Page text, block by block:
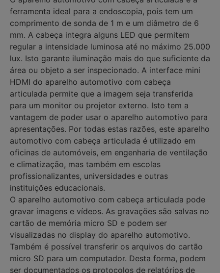
ferramenta ideal para a endoscopia, pois tem um
comprimento de sonda de 1 m e um diâmetro de 6
mm. A cabeça integra alguns LED que permitem
regular a intensidade luminosa até no máximo 25.000
lux. Isto garante iluminação mais do que suficiente da
área ou objeto a ser inspecionado. A interface mini
HDMI do aparelho automotivo com cabeça
articulada permite que a imagem seja transferida
para um monitor ou projetor externo. Isto tem a
vantagem de poder usar o aparelho automotivo para
apresentações. Por todas estas razões, este aparelho
automotivo com cabeça articulada é utilizado em
oficinas de automóveis, em engenharia de ventilação
e climatização, mas também em escolas
profissionalizantes, universidades e outras
instituições educacionais.
O aparelho automotivo com cabeça articulada pode
gravar imagens e vídeos. As gravações são salvas no
cartão de memória micro SD e podem ser
visualizadas no display do aparelho automotivo.
Também é possível transferir os arquivos do cartão
micro SD para um computador. Desta forma, podem
ser documentados os protocolos de relatórios de